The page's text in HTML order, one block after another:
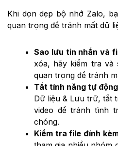
Khi dọn dẹp bộ nhớ Zalo,
quan trọng để tránh mất dữ
Sao lưu tin nhắn và
xóa, hãy kiểm tra và
quan trọng để tránh
Tắt tính năng tự
Dữ liệu & Lưu trữ, tắt
video để tránh tình
chóng.
Kiểm tra file đính